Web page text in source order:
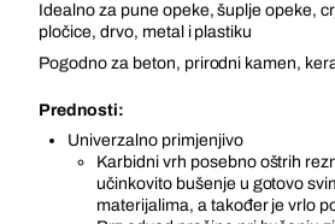
Idealno za pune opeke, šuplje opeke,
pločice, drvo, metal i plastiku
Pogodno za beton, prirodni kamen,
Prednosti:
Univerzalno primjenjivo
Karbidni vrh posebno oštrih
učinkovito bušenje u gotovo
materijalima, a također je vrlo